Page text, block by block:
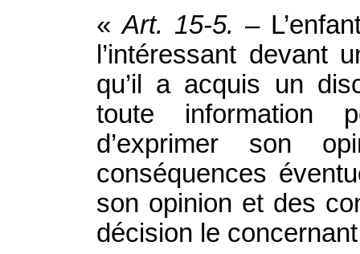
«Art. 15‑5. –
l’intéressant devant
qu’il a acquis un
toute information
d’exprimer son
conséquences
son opinion et des
décision le